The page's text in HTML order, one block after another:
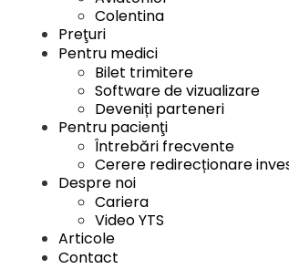
Colentina
Preţuri
Pentru medici
Bilet trimitere
Software de vizualizare
Deveniți parteneri
Pentru pacienţi
Întrebări frecvente
Cerere redirecționare
Despre noi
Cariera
Video YTS
Articole
Contact